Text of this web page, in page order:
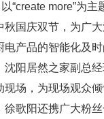
“create more”为
国庆双节，为广
产品的智能化及
阳居然之家副总
场，为现场观众
歌阳还携广大粉